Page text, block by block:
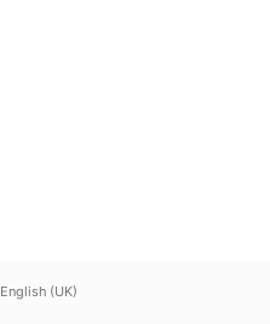
English (UK)